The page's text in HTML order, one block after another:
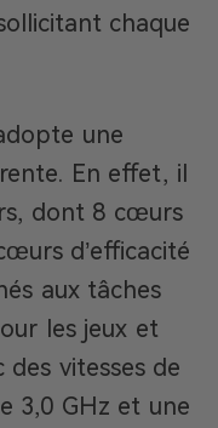
chaque
une
En effet, il
dont 8 cœurs
d’efficacité
aux tâches
les jeux et
des vitesses de
3,0 GHz et une